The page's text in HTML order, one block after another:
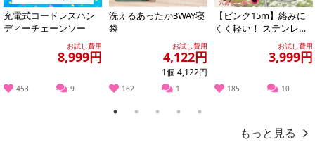
充電式コードレスハン
ディーチェーンソー
お試し費用
8,999円
453 9
洗えるあったか3WAY寝
袋
お試し費用
4,122円
1個 4,122円
162 1
【ピンク15m】絡みに
くく軽い！ ステンレス
ウォーターホース (散水
パターン：7...
お試し費用
3,999円
185 10
1 2 3 4 5
もっと見る